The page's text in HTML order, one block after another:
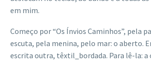
em mim.
Começo por “Os Ínvios Caminhos”, pela
escuta, pela menina, pelo mar: o aberto.
escrita outra, têxtil_bordada. Para lê-la: a